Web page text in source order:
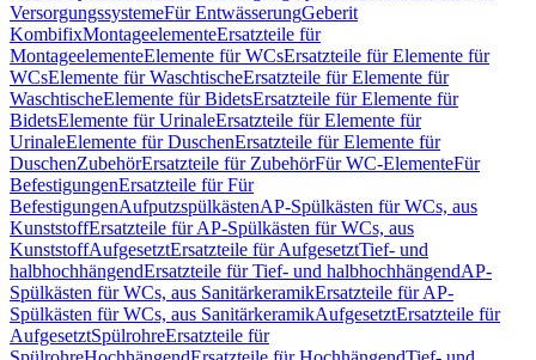
VersorgungssystemeFür EntwässerungGeberit
KombifixMontageelementeErsatzteile für
MontageelementeElemente für WCsErsatzteile für Elemente für
WCsElemente für WaschtischeErsatzteile für Elemente für
WaschtischeElemente für BidetsErsatzteile für Elemente für
BidetsElemente für UrinaleErsatzteile für Elemente für
UrinaleElemente für DuschenErsatzteile für Elemente für
DuschenZubehörErsatzteile für ZubehörFür WC-ElementeFür
BefestigungenErsatzteile für Für
BefestigungenAufputzspülkästenAP-Spülkästen für WCs, aus
KunststoffErsatzteile für AP-Spülkästen für WCs, aus
KunststoffAufgesetztErsatzteile für AufgesetztTief- und
halbhochhängendErsatzteile für Tief- und halbhochhängendAP-
Spülkästen für WCs, aus SanitärkeramikErsatzteile für AP-
Spülkästen für WCs, aus SanitärkeramikAufgesetztErsatzteile für
AufgesetztSpülrohreErsatzteile für